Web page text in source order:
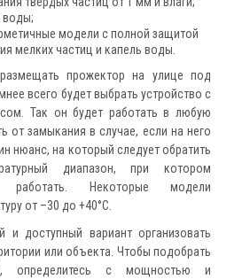
воды;
модели с полной защитой
мелких частиц и капель воды.
прожектор на улице под
всего будет выбрать устройство с
Так он будет работать в любую
от замыкания в случае, если на него
нюанс, на который следует обратить
диапазон, при котором
Некоторые модели
от –30 до +40°С.
и доступный вариант организовать
или объекта. Чтобы подобрать
определитесь с мощностью и